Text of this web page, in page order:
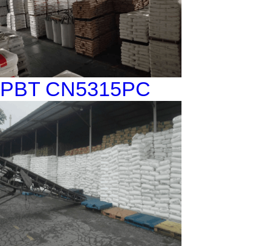
PBT CN5315PC